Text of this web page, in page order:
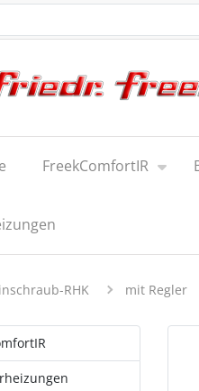
FreekComfortIR
RHK mit Regler